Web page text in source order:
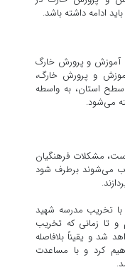
ادامه داشته باشد.
آموزش و پرورش خارگ
و پرورش خارگ،
استان، به واسطه
می‌شود.
مشکلات فرهنگیان
می‌شوند برطرف شود
تخریب مدرسه شهید
تا زمانی که تخریب
و یقیناً بلافاصله
کرد و با مساعدت